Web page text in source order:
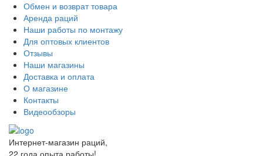
Обмен и возврат товара
Аренда раций
Наши работы по монтажу
Для оптовых клиентов
Отзывы
Наши магазины
Доставка и оплата
О магазине
Контакты
Видеообзоры
Интернет-магазин раций,